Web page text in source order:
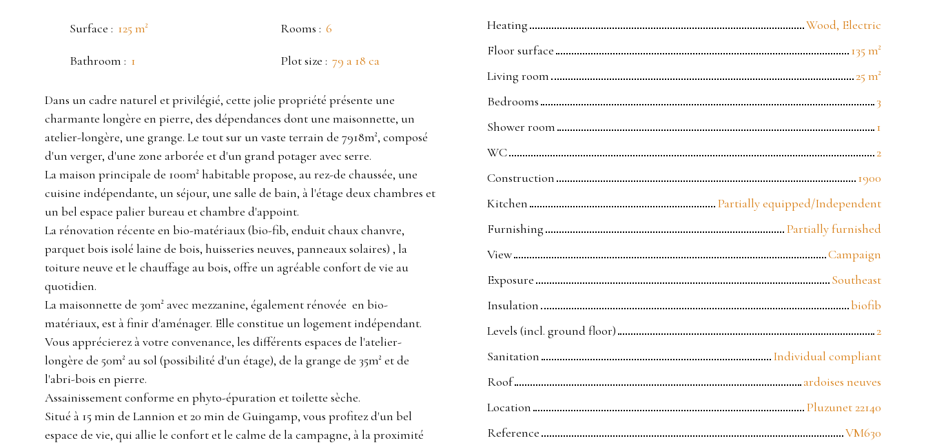
Surface : 125 m² Rooms : 6
Bathroom : 1 Plot size : 79 a 18 ca
Dans un cadre naturel et privilégié, cette jolie propriété présente une
charmante longère en pierre, des dépendances dont une maisonnette, un
atelier-longère, une grange. Le tout sur un vaste terrain de 7918m², composé
d'un verger, d'une zone arborée et d'un grand potager avec serre.
La maison principale de 100m² habitable propose, au rez-de chaussée, une
cuisine indépendante, un séjour, une salle de bain, à l'étage deux chambres et
un bel espace palier bureau et chambre d'appoint.
La rénovation récente en bio-matériaux (bio-fib, enduit chaux chanvre,
parquet bois isolé laine de bois, huisseries neuves, panneaux solaires) , la
toiture neuve et le chauffage au bois, offre un agréable confort de vie au
quotidien.
La maisonnette de 30m² avec mezzanine, également rénovée en bio-
matériaux, est à finir d'aménager. Elle constitue un logement indépendant.
Vous apprécierez à votre convenance, les différents espaces de l'atelier-
longère de 50m² au sol (possibilité d'un étage), de la grange de 35m² et de
l'abri-bois en pierre.
Assainissement conforme en phyto-épuration et toilette sèche.
Situé à 15 min de Lannion et 20 min de Guingamp, vous profitez d'un bel
espace de vie, qui allie le confort et le calme de la campagne, à la proximité
Heating
Wood, Electric
Floor surface
135 m²
Living room
25 m²
Bedrooms
3
Shower room
1
WC
2
Construction
1900
Kitchen
Partially equipped/Independent
Furnishing
Partially furnished
View
Campaign
Exposure
Southeast
Insulation
biofib
Levels (incl. ground floor)
2
Sanitation
Individual compliant
Roof
ardoises neuves
Location
Pluzunet 22140
Reference
VM630